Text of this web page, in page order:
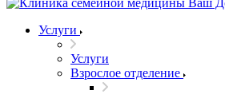
Услуги
Услуги
Взрослое отделение